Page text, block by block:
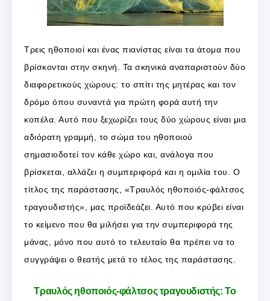
Τρεις ηθοποιοί και ένας πιανίστας είναι τα άτομα που
βρίσκονται στην σκηνή. Τα σκηνικά αναπαριστούν δύο
διαφορετικούς χώρους: το σπίτι της μητέρας και τον
δρόμο όπου συναντά για πρώτη φορά αυτή την
κοπέλα. Αυτό που ξεχωρίζει τους δύο χώρους είναι μια
αδιόρατη γραμμή, το σώμα του ηθοποιού
σημασιοδοτεί τον κάθε χώρο και, ανάλογα που
βρίσκεται, αλλάζει η συμπεριφορά και η ομιλία του. Ο
τίτλος της παράστασης, «Τραυλός ηθοποιός-φάλτσος
τραγουδιστής», μας προϊδεάζει. Αυτό που κρύβει είναι
το κείμενο που θα μιλήσει για την συμπεριφορά της
μάνας, μόνο που αυτό το τελευταίο θα πρέπει να το
συγγράψει ο θεατής μετά το τέλος της παράστασης.
Τραυλός ηθοποιός-φάλτσος τραγουδιστής: Το